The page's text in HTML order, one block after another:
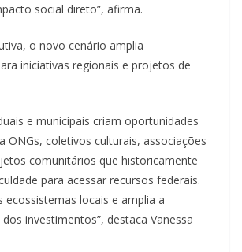
social direto”, afirma.
o novo cenário amplia
iniciativas regionais e projetos de
e municipais criam oportunidades
ONGs, coletivos culturais, associações
comunitários que historicamente
para acessar recursos federais.
ecossistemas locais e amplia a
investimentos”, destaca Vanessa